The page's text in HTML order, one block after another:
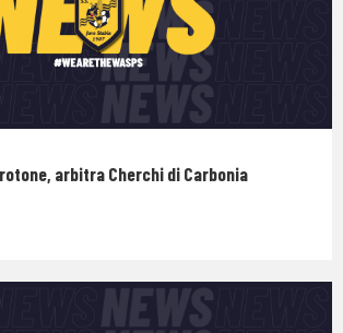
arbitra Cherchi di Carbonia